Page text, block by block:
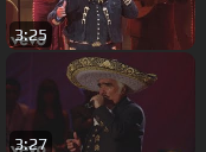
3:25
3:27